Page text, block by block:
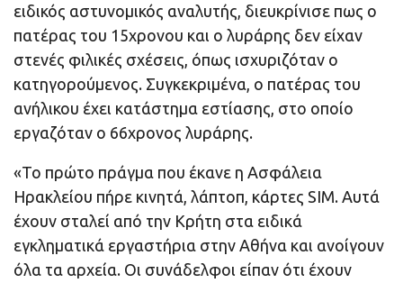
ειδικός αστυνομικός αναλυτής, διευκρίνισε πως ο
πατέρας του 15χρονου και ο λυράρης δεν είχαν
στενές φιλικές σχέσεις, όπως ισχυριζόταν ο
κατηγορούμενος. Συγκεκριμένα, ο πατέρας του
ανήλικου έχει κατάστημα εστίασης, στο οποίο
εργαζόταν ο 66χρονος λυράρης.
«Το πρώτο πράγμα που έκανε η Ασφάλεια
Ηρακλείου πήρε κινητά, λάπτοπ, κάρτες SIM. Αυτά
έχουν σταλεί από την Κρήτη στα ειδικά
εγκληματικά εργαστήρια στην Αθήνα και ανοίγουν
όλα τα αρχεία. Οι συνάδελφοι είπαν ότι έχουν